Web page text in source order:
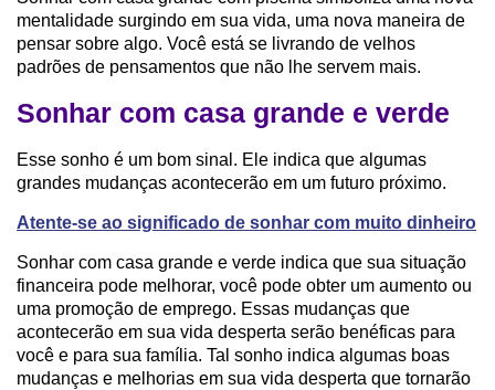
mentalidade surgindo em sua vida, uma nova maneira de
pensar sobre algo. Você está se livrando de velhos
padrões de pensamentos que não lhe servem mais.
Sonhar com casa grande e verde
Esse sonho é um bom sinal. Ele indica que algumas
grandes mudanças acontecerão em um futuro próximo.
Atente-se ao significado de sonhar com muito dinheiro
Sonhar com casa grande e verde indica que sua situação
financeira pode melhorar, você pode obter um aumento ou
uma promoção de emprego. Essas mudanças que
acontecerão em sua vida desperta serão benéficas para
você e para sua família. Tal sonho indica algumas boas
mudanças e melhorias em sua vida desperta que tornarão